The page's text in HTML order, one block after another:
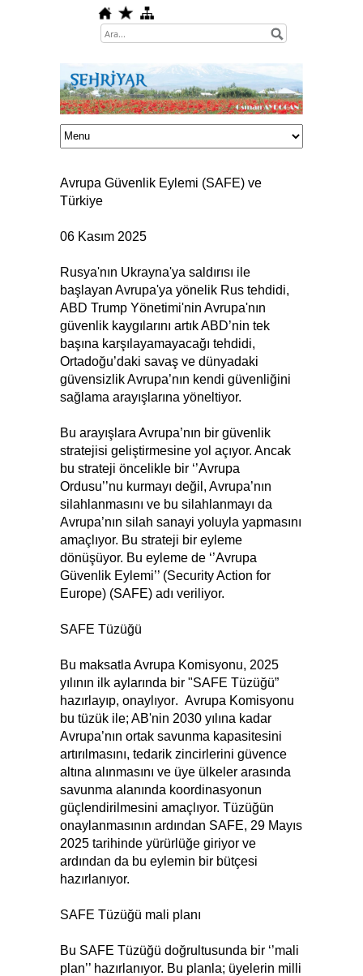
Avrupa Güvenlik Eylemi (SAFE) ve
Türkiye
06 Kasım 2025
Rusya'nın Ukrayna'ya saldırısı ile
başlayan Avrupa'ya yönelik Rus tehdidi,
ABD Trump Yönetimi'nin Avrupa'nın
güvenlik kaygılarını artık ABD’nin tek
başına karşılayamayacağı tehdidi,
Ortadoğu’daki savaş ve dünyadaki
güvensizlik Avrupa’nın kendi güvenliğini
sağlama arayışlarına yöneltiyor.
Bu arayışlara Avrupa’nın bir güvenlik
stratejisi geliştirmesine yol açıyor. Ancak
bu strateji öncelikle bir ‘’Avrupa
Ordusu’’nu kurmayı değil, Avrupa’nın
silahlanmasını ve bu silahlanmayı da
Avrupa’nın silah sanayi yoluyla yapmasını
amaçlıyor. Bu strateji bir eyleme
dönüşüyor. Bu eyleme de ‘’Avrupa
Güvenlik Eylemi’’ (Security Action for
Europe) (SAFE) adı veriliyor.
SAFE Tüzüğü
Bu maksatla Avrupa Komisyonu, 2025
yılının ilk aylarında bir "SAFE Tüzüğü”
hazırlayıp, onaylıyor. Avrupa Komisyonu
bu tüzük ile; AB'nin 2030 yılına kadar
Avrupa’nın ortak savunma kapasitesini
artırılmasını, tedarik zincirlerini güvence
altına alınmasını ve üye ülkeler arasında
savunma alanında koordinasyonun
güçlendirilmesini amaçlıyor. Tüzüğün
onaylanmasının ardından SAFE, 29 Mayıs
2025 tarihinde yürürlüğe giriyor ve
ardından da bu eylemin bir bütçesi
hazırlanıyor.
SAFE Tüzüğü mali planı
Bu SAFE Tüzüğü doğrultusunda bir ‘’mali
plan’’ hazırlanıyor. Bu planla; üyelerin milli